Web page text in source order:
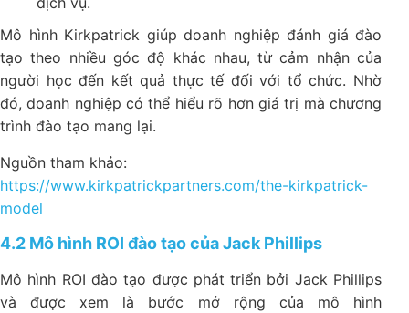
Mô hình Kirkpatrick giúp doanh nghiệp đánh giá đào
tạo theo nhiều góc độ khác nhau, từ cảm nhận của
người học đến kết quả thực tế đối với tổ chức. Nhờ
đó, doanh nghiệp có thể hiểu rõ hơn giá trị mà chương
trình đào tạo mang lại.
Nguồn tham khảo:
https://www.kirkpatrickpartners.com/the-kirkpatrick-
model
4.2 Mô hình ROI đào tạo của Jack Phillips
Mô hình ROI đào tạo được phát triển bởi Jack Phillips
và được xem là bước mở rộng của mô hình